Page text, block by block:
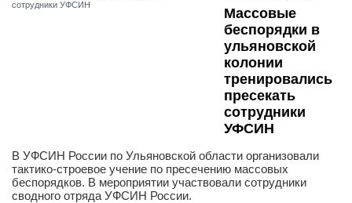
Массовые
беспорядки в
ульяновской
колонии
тренировались
пресекать
сотрудники
УФСИН
В УФСИН России по Ульяновской области организовали
тактико-строевое учение по пресечению массовых
беспорядков. В мероприятии участвовали сотрудники
сводного отряда УФСИН России.